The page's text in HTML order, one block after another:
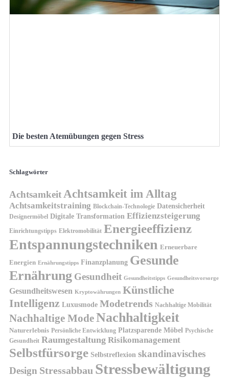
Die besten Atemübungen gegen Stress
Schlagwörter
AchtsamkeitAchtsamkeit im Alltag
Achtsamkeitstraining Blockchain-Technologie Datensicherheit
Designermöbel Digitale Transformation Effizienzsteigerung
Einrichtungstipps Elektromobilität Energieeffizienz
Entspannungstechniken Erneuerbare
Energien Ernährungstipps Finanzplanung Gesunde
Ernährung Gesundheit Gesundheitstipps Gesundheitsvorsorge
Gesundheitswesen Kryptowährungen Künstliche
Intelligenz Luxusmode Modetrends Nachhaltige Mobilität
Nachhaltige ModeNachhaltigkeit
Naturerlebnis Persönliche Entwicklung Platzsparende Möbel Psychische
Gesundheit Raumgestaltung Risikomanagement
Selbstfürsorge Selbstreflexion skandinavisches
Design Stressabbau Stressbewältigung